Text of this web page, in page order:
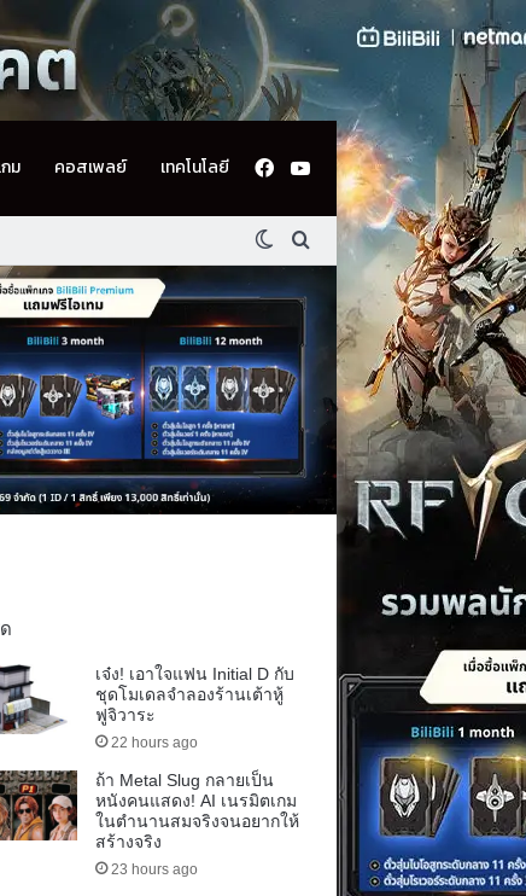
กม คอสเพลย์ เทคโนโลยี Facebook
YouTube
Switch skin
ค้นหา
เจ๋ง! เอาใจแฟน Initial D กับ
ชุดโมเดลจำลองร้านเต้าหู้
ฟูจิวาระ
22 hours ago
ถ้า Metal Slug กลายเป็น
หนังคนแสดง! AI เนรมิตเกม
ในตำนานสมจริงจนอยากให้
สร้างจริง
23 hours ago